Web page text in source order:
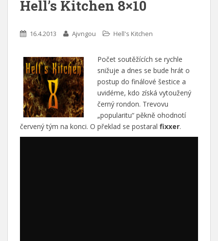
Hell’s Kitchen 8×10
16.4.2013 Ajvngou Hell's Kitchen
Počet soutěžících se rychle
snižuje a dnes se bude hrát o
postup do finálové šestice a
uvidéme, kdo získá vytoužený
černý rondon. Trevovu
„popularitu“ pěkně ohodnotí
červený tým na konci. O překlad se postaral fixxer.